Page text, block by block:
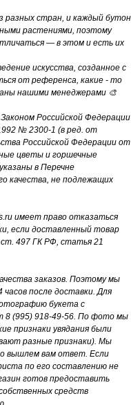
стран, и каждый бутон
растениями, поэтому
— в этом и есть их
искусства, созданное с
от референса, какие - то
нашими менеджерами 🎨
Российской Федерации
№ 2300-1 (в ред. от
Российской Федерации от
цветы и горшечные
в Перечне
качества, не подлежащих
имеет право отказаться
если доставленный товар
ст. 497 ГК РФ, статья 21
заказов. Поэтому мы
после доставки. Для
букета с
8 (995) 918-49-56. По фото мы
признаки увядания были
разные признаки). Мы
вышлем вам ответ. Если
по его составлению не
готов предоставить
средств